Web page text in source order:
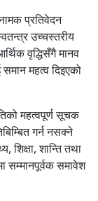
प्रतिवेदन
उच्चस्तरीय
वृद्धिसँगै मानव
महत्व दिइएको
महत्वपूर्ण सूचक
गर्न नसक्ने
शिक्षा, शान्ति तथा
सम्मानपूर्वक समावेश